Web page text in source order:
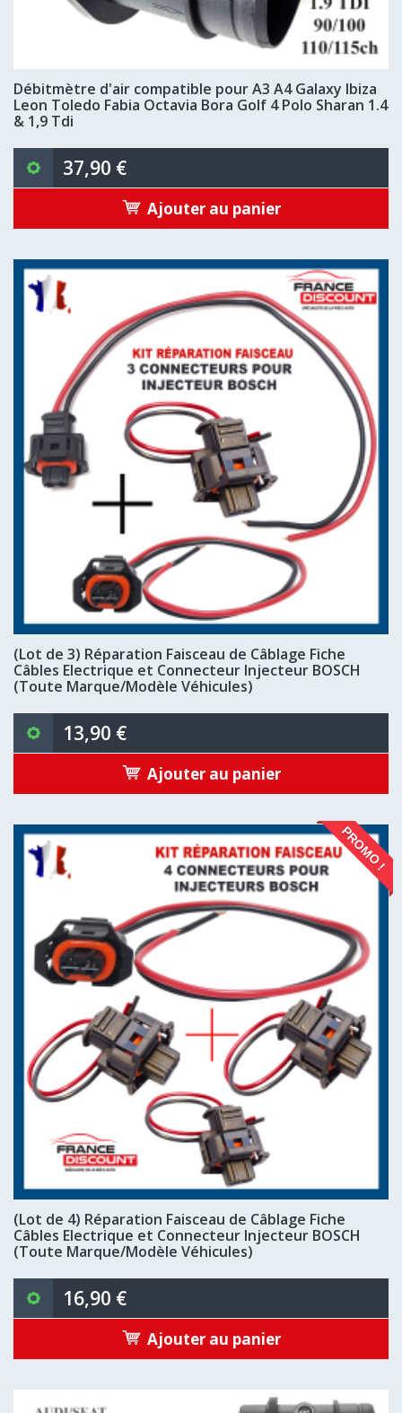
Débitmètre d'air compatible pour A3 A4 Galaxy Ibiza
Leon Toledo Fabia Octavia Bora Golf 4 Polo Sharan 1.4
& 1,9 Tdi
37,90 €
Ajouter au panier
(Lot de 3) Réparation Faisceau de Câblage Fiche
Câbles Electrique et Connecteur Injecteur BOSCH
(Toute Marque/Modèle Véhicules)
13,90 €
Ajouter au panier
PROMO !
(Lot de 4) Réparation Faisceau de Câblage Fiche
Câbles Electrique et Connecteur Injecteur BOSCH
(Toute Marque/Modèle Véhicules)
16,90 €
Ajouter au panier